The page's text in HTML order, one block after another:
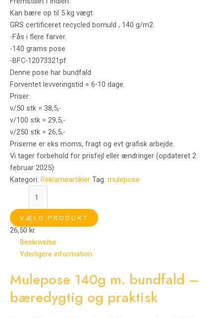
Kan bære op til 5 kg vægt.
GRS certificeret recycled bomuld , 140 g/m2.
-Fås i flere farver.
-140 grams pose
-BFC-12073321pf
Denne pose har bundfald
Forventet levveringstid = 6-10 dage.
Priser:
v/50 stk = 38,5,-
v/100 stk = 29,5,-
v/250 stk = 26,5,-
Priserne er eks moms, fragt og evt grafisk arbejde.
Vi tager forbehold for prisfejl eller ændringer (opdateret 2
februar 2025)
Kategori: Reklameartikler Tag: mulepose
VÆLG PRODUKT
26,50 kr.
Beskrivelse
Yderligere information
Mulepose 140g m. bundfald –
bæredygtig og praktisk